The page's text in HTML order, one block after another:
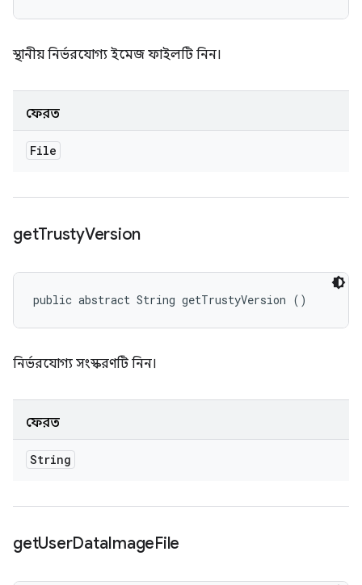
স্থানীয় নির্ভরযোগ্য ইমেজ ফাইলটি নিন।
ফেরত
File
getTrustyVersion
public abstract String getTrustyVersion ()
নির্ভরযোগ্য সংস্করণটি নিন।
ফেরত
String
getUserDataImageFile